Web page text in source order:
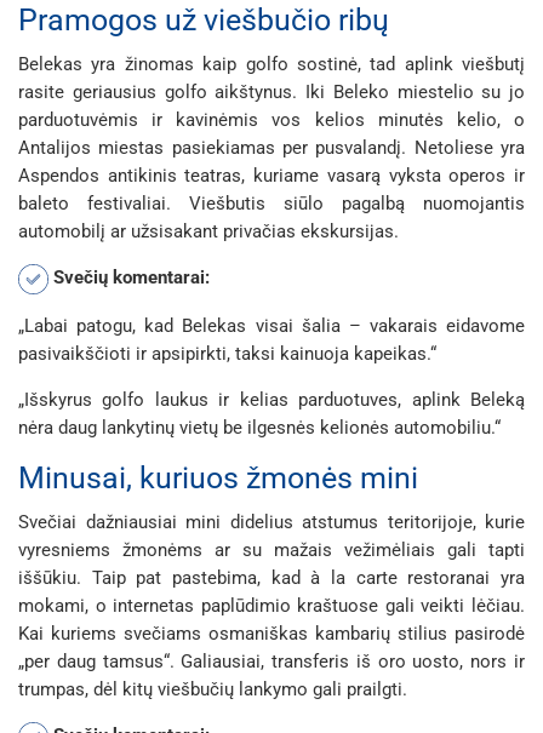
Pramogos už viešbučio ribų
Belekas yra žinomas kaip golfo sostinė, tad aplink viešbutį
rasite geriausius golfo aikštynus. Iki Beleko miestelio su jo
parduotuvėmis ir kavinėmis vos kelios minutės kelio, o
Antalijos miestas pasiekiamas per pusvalandį. Netoliese yra
Aspendos antikinis teatras, kuriame vasarą vyksta operos ir
baleto festivaliai. Viešbutis siūlo pagalbą nuomojantis
automobilį ar užsisakant privačias ekskursijas.
Svečių komentarai:
„Labai patogu, kad Belekas visai šalia – vakarais eidavome
pasivaikščioti ir apsipirkti, taksi kainuoja kapeikas.“
„Išskyrus golfo laukus ir kelias parduotuves, aplink Beleką
nėra daug lankytinų vietų be ilgesnės kelionės automobiliu.“
Minusai, kuriuos žmonės mini
Svečiai dažniausiai mini didelius atstumus teritorijoje, kurie
vyresniems žmonėms ar su mažais vežimėliais gali tapti
iššūkiu. Taip pat pastebima, kad à la carte restoranai yra
mokami, o internetas paplūdimio kraštuose gali veikti lėčiau.
Kai kuriems svečiams osmaniškas kambarių stilius pasirodė
„per daug tamsus“. Galiausiai, transferis iš oro uosto, nors ir
trumpas, dėl kitų viešbučių lankymo gali prailgti.